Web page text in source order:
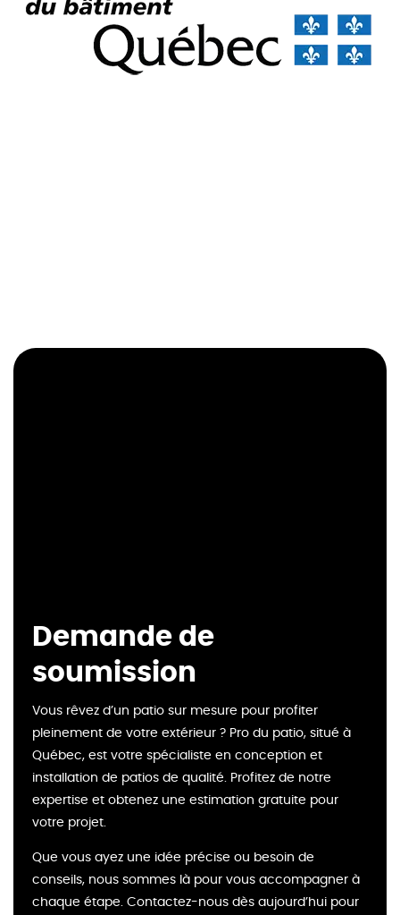
Demande de
soumission
Vous rêvez d’un patio sur mesure pour profiter
pleinement de votre extérieur ? Pro du patio, situé à
Québec, est votre spécialiste en conception et
installation de patios de qualité. Profitez de notre
expertise et obtenez une estimation gratuite pour
votre projet.
Que vous ayez une idée précise ou besoin de
conseils, nous sommes là pour vous accompagner à
chaque étape. Contactez-nous dès aujourd’hui pour